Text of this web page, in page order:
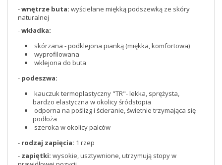
-wnętrze buta: wyściełane miękką podszewką ze skóry
naturalnej
-wkładka:
skórzana - podklejona pianką (miękka, komfortowa)
wyprofilowana
wklejona do buta
- podeszwa:
kauczuk termoplastyczny "TR"- lekka, sprężysta,
bardzo elastyczna w okolicy śródstopia
odporna na poślizg i ścieranie, świetnie trzymająca się
podłoża
szeroka w okolicy palców
- rodzaj zapięcia: 1 rzep
- zapiętki: wysokie, usztywnione, utrzymują stopy w